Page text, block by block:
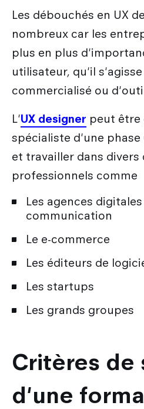
Les débouchés en UX
nombreux car les
plus en plus
utilisateur, qu'il
commercialisé ou
L'UX designer peut être
spécialiste d'une
et travailler dans divers
professionnels comme
Les agences
communication
Le e-commerce
Les éditeurs de
Les startups
Les grands groupes
Critères de
d'une